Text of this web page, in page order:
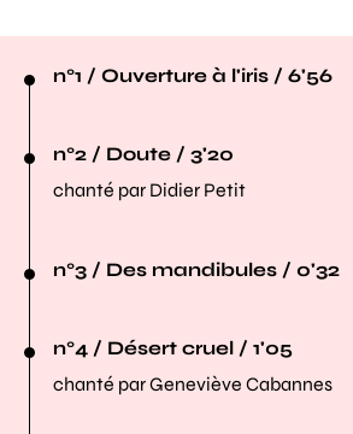
n°1 / Ouverture à l'iris / 6'56
n°2 / Doute / 3'20
chanté par Didier Petit
n°3 / Des mandibules / 0'32
n°4 / Désert cruel / 1'05
chanté par Geneviève Cabannes